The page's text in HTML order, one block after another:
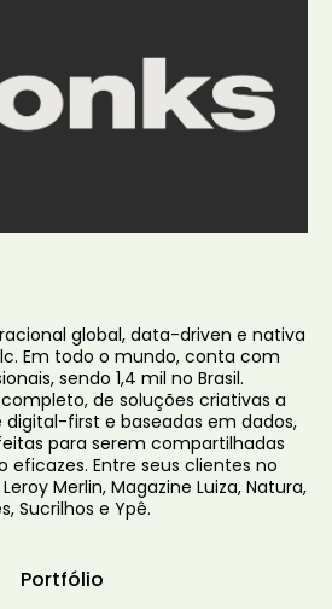
global, data-driven e nativa
Em todo o mundo, conta com
sendo 1,4 mil no Brasil.
de soluções criativas a
first e baseadas em dados,
para serem compartilhadas
Entre seus clientes no
Merlin, Magazine Luiza, Natura,
Sucrilhos e Ypê.
Portfólio